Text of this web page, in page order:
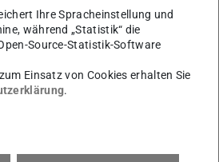
Fertigung | TEC-
Ihre Spracheinstellung und
während „Statistik“ die
Source-Statistik-Software
Einsatz von Cookies erhalten Sie
.